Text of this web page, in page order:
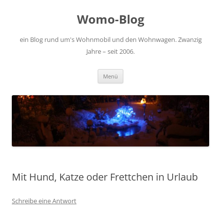
Womo-Blog
ein Blog rund um's Wohnmobil und den Wohnwagen. Zwanzig
Jahre – seit 2006.
Menü
Mit Hund, Katze oder Frettchen in Urlaub
Schreibe eine Antwort